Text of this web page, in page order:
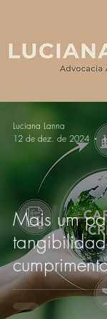
Mais um
Plano
um SBCE!
Luciana Lanna
12 de dez. de 2024